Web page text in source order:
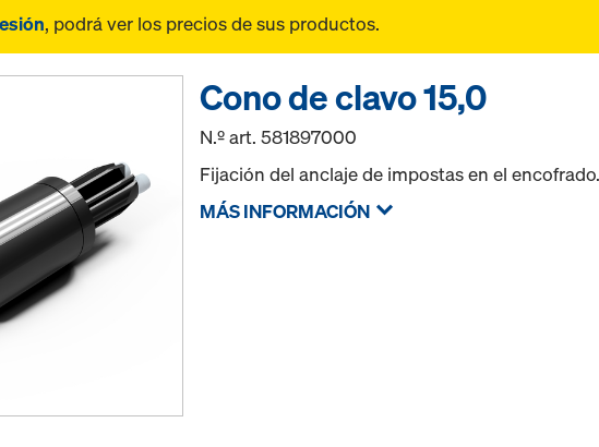
, podrá ver los precios de sus productos.
Cono de clavo 15,0
N.º art.581897000
Fijación del anclaje de impostas en el encofrado.
MÁS INFORMACIÓN